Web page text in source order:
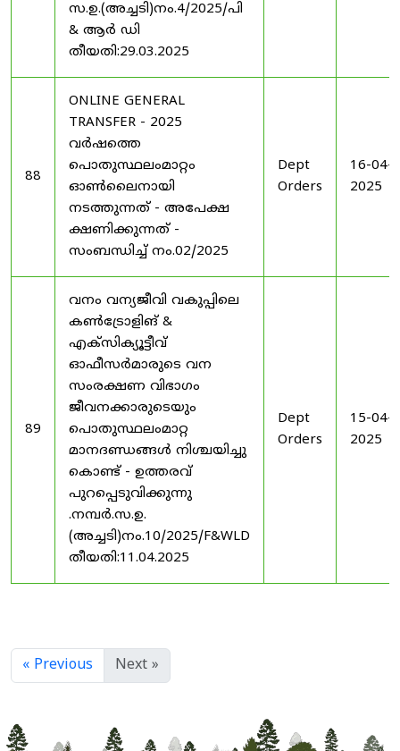
സ.ഉ.(അച്ചടി)നം.4/2025/പി
& ആർ ഡി
തീയതി:29.03.2025
88
ONLINE GENERAL
TRANSFER - 2025
വർഷത്തെ
പൊതുസ്ഥലംമാറ്റം
ഓൺലൈനായി
നടത്തുന്നത് - അപേക്ഷ
ക്ഷണിക്കുന്നത് -
സംബന്ധിച്ച് നം.02/2025
Dept
Orders
16-04-
2025
89
വനം വന്യജീവി വകുപ്പിലെ
കൺട്രോളിങ്‌ &
എക്സിക്യൂട്ടീവ്
ഓഫീസർമാരുടെ വന
സംരക്ഷണ വിഭാഗം
ജീവനക്കാരുടെയും
പൊതുസ്ഥലംമാറ്റ
മാനദണ്ഡങ്ങൾ നിശ്ചയിച്ചു
കൊണ്ട് - ഉത്തരവ്
പുറപ്പെടുവിക്കുന്നു
.നമ്പർ.സ.ഉ.
(അച്ചടി)നം.10/2025/F&WLD
തീയതി:11.04.2025
Dept
Orders
15-04-
2025
« Previous Next »